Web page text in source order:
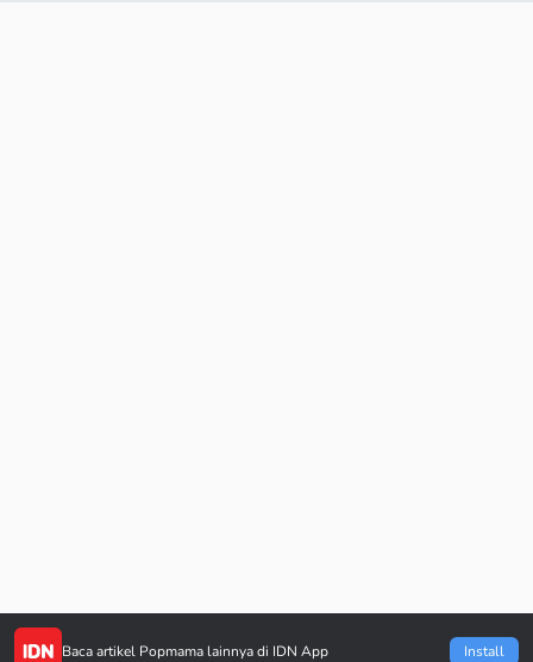
Baca artikel Popmama lainnya di IDN App Install